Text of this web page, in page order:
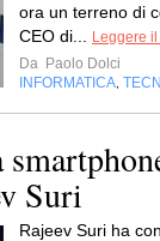
ora un terreno di
CEO di...
Leggere
Da Paolo Dolci
INFORMATICA
Suri
Rajeev Suri ha